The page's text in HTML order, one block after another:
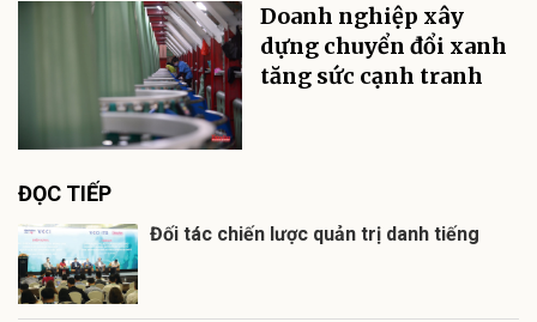
Doanh nghiệp xây
dựng chuyển đổi xanh
tăng sức cạnh tranh
ĐỌC TIẾP
Đối tác chiến lược quản trị danh tiếng